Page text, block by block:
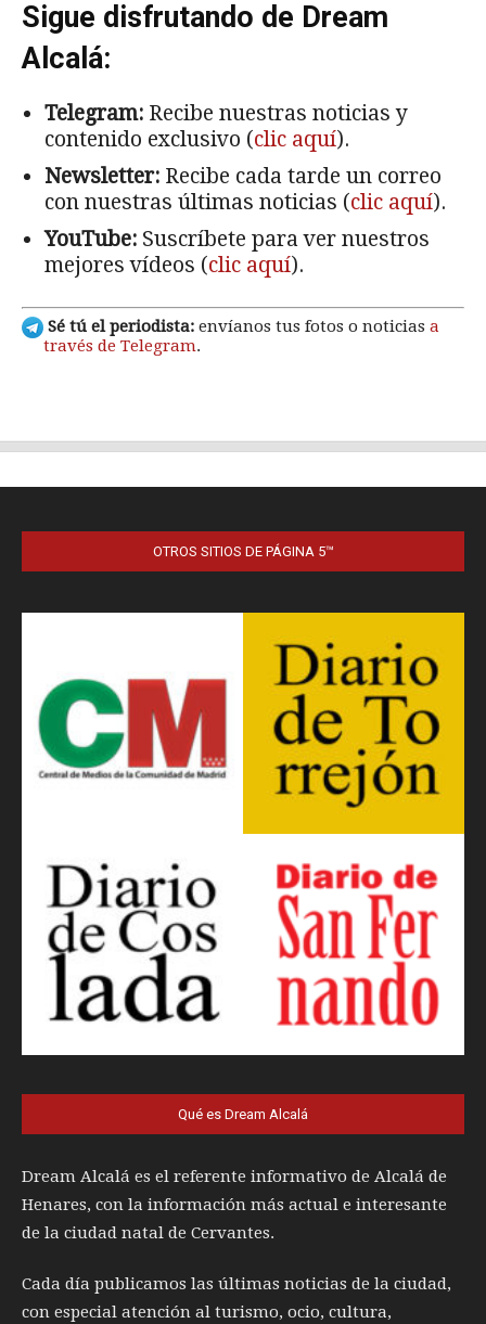
OTROS SITIOS DE PÁGINA 5™
Qué es Dream Alcalá
Dream Alcalá es el referente informativo de Alcalá de
Henares, con la información más actual e interesante
de la ciudad natal de Cervantes.
Cada día publicamos las últimas noticias de la ciudad,
con especial atención al turismo, ocio, cultura,